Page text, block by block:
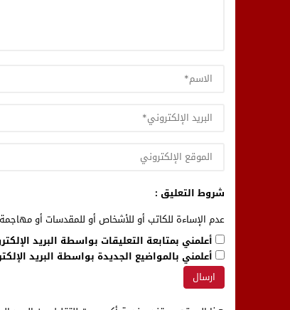
شروط التعليق :
عدم الإساءة للكاتب أو للأشخاص أو للمقدسات أو
أعلمني بمتابعة التعليقات بواسطة البريد
أعلمني بالمواضيع الجديدة بواسطة البريد